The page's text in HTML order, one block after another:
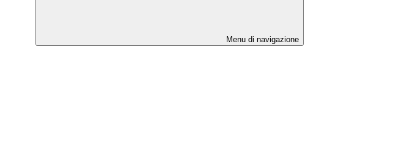
Menu di navigazione